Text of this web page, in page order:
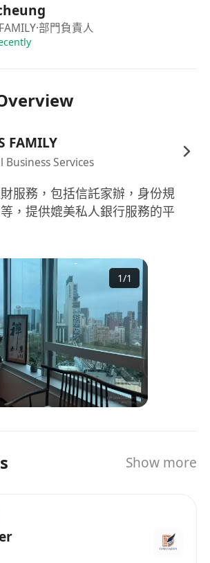
與持牌律師或官方機構高效協作。
思維與團隊協作精神，能承受業務
·部門負責人
FAMILY
Business Services
服務，包括信託家辦，身份規
，提供媲美私人銀行服務的平
1/1
Show more